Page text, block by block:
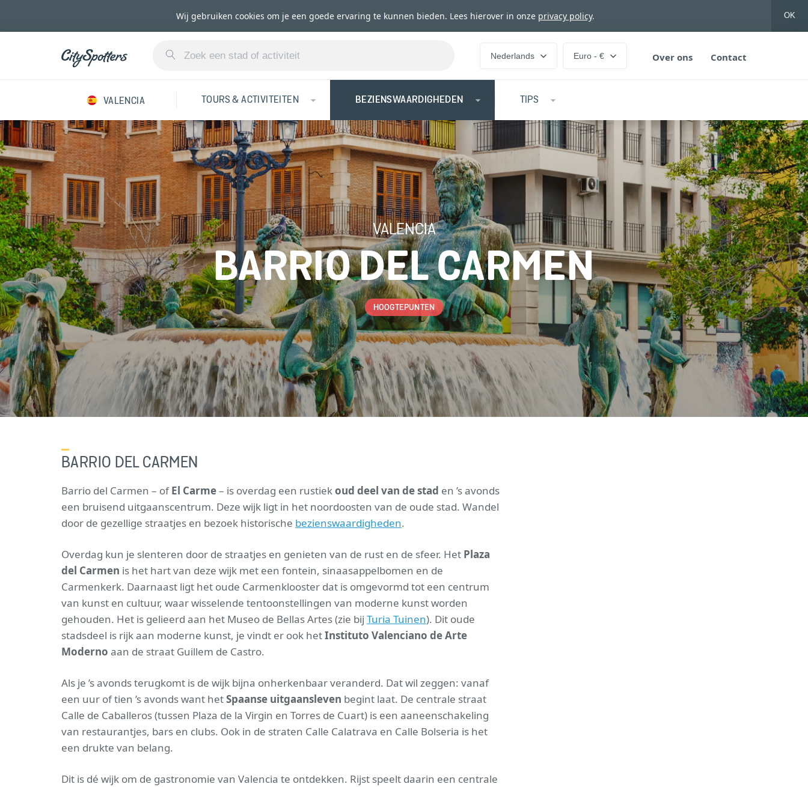
Wij gebruiken cookies om je een goede ervaring te kunnen bieden. Lees hierover in onze privacy policy. OK
Nederlands Euro - € Over ons Contact
VALENCIA TOURS & ACTIVITEITEN BEZIENSWAARDIGHEDEN TIPS
VALENCIA
BARRIO DEL CARMEN
HOOGTEPUNTEN
BARRIO DEL CARMEN
Barrio del Carmen – ofEl Carme– is overdag een rustiekoud deel van de stad en ’s avonds
een bruisend uitgaanscentrum. Deze wijk ligt in het noordoosten van de oude stad. Wandel
door de gezellige straatjes en bezoek historische bezienswaardigheden.
Overdag kun je slenteren door de straatjes en genieten van de rust en de sfeer. Het Plaza
del Carmen is het hart van deze wijk met een fontein, sinaasappelbomen en de
Carmenkerk. Daarnaast ligt het oude Carmenklooster dat is omgevormd tot een centrum
van kunst en cultuur, waar wisselende tentoonstellingen van moderne kunst worden
gehouden. Het is gelieerd aan het Museo de Bellas Artes (zie bij Turia Tuinen). Dit oude
stadsdeel is rijk aan moderne kunst, je vindt er ook hetInstituto Valenciano de Arte
Moderno aan de straat Guillem de Castro.
Als je ’s avonds terugkomt is de wijk bijna onherkenbaar veranderd. Dat wil zeggen: vanaf
een uur of tien ’s avonds want hetSpaanse uitgaansleven begint laat. De centrale straat
Calle de Caballeros (tussen Plaza de la Virgin en Torres de Cuart) is een aaneenschakeling
van restaurantjes, bars en clubs. Ook in de straten Calle Calatrava en Calle Bolseria is het
een drukte van belang.
Dit is dé wijk om de gastronomie van Valencia te ontdekken. Rijst speelt daarin een centrale